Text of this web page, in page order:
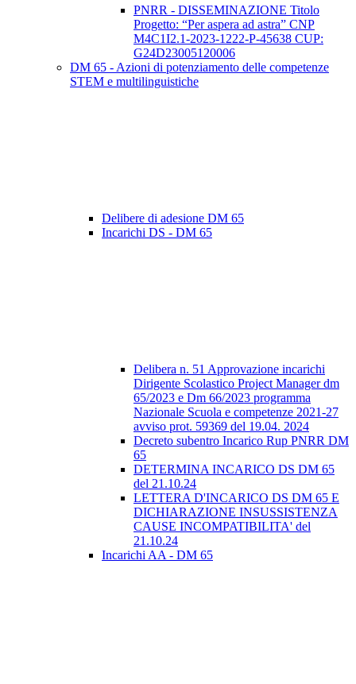
PNRR - DISSEMINAZIONE Titolo
Progetto: “Per aspera ad astra” CNP
M4C1I2.1-2023-1222-P-45638 CUP:
G24D23005120006
DM 65 - Azioni di potenziamento delle competenze
STEM e multilinguistiche
Delibere di adesione DM 65
Incarichi DS - DM 65
Delibera n. 51 Approvazione incarichi
Dirigente Scolastico Project Manager dm
65/2023 e Dm 66/2023 programma
Nazionale Scuola e competenze 2021-27
avviso prot. 59369 del 19.04. 2024
Decreto subentro Incarico Rup PNRR DM
65
DETERMINA INCARICO DS DM 65
del 21.10.24
LETTERA D'INCARICO DS DM 65 E
DICHIARAZIONE INSUSSISTENZA
CAUSE INCOMPATIBILITA' del
21.10.24
Incarichi AA - DM 65